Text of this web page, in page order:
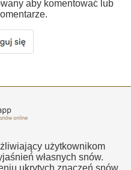
aby komentować lub
użytkownikom
własnych snów.
ukrytych znaczeń snów